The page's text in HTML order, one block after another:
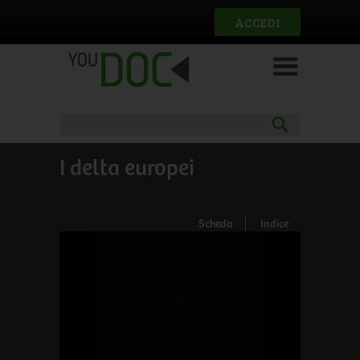
ACCEDI
I delta europei
Scheda Indice